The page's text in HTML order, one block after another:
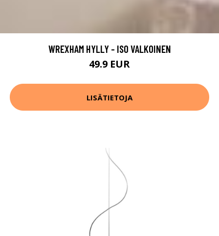
WREXHAM HYLLY - ISO VALKOINEN
49.9 EUR
LISÄTIETOJA